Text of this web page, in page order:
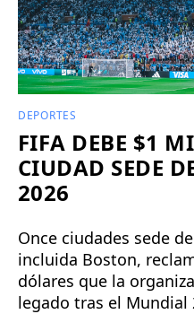
DEPORTES
FIFA DEBE $1
CIUDAD SEDE
2026
Once ciudades sede
incluida Boston,
dólares que la
legado tras el Mundial